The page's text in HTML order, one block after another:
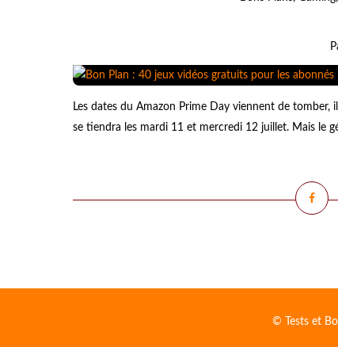
Les dates du Amazon Prime Day viennent de
se tiendra les mardi 11 et mercredi 12 juillet. Mais le
© Tests et